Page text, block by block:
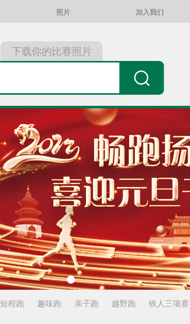
下载你的比赛照片
照片 加入我们
短程跑 趣味跑 亲子跑 越野跑 铁人三项赛